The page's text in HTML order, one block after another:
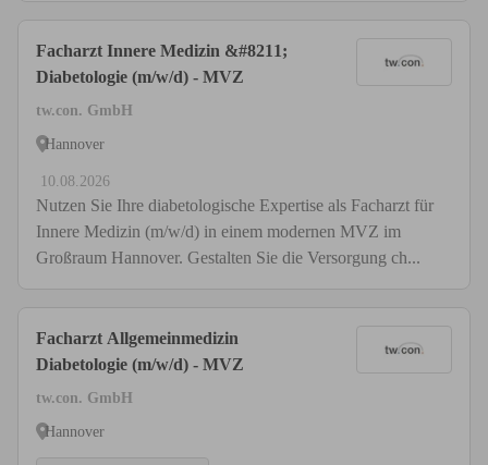
Facharzt Innere Medizin &#8211;
Diabetologie (m/w/d) - MVZ
tw.con. GmbH
Hannover
10.08.2026
Nutzen Sie Ihre diabetologische Expertise als Facharzt für
Innere Medizin (m/w/d) in einem modernen MVZ im
Großraum Hannover. Gestalten Sie die Versorgung ch...
Facharzt Allgemeinmedizin
Diabetologie (m/w/d) - MVZ
tw.con. GmbH
Hannover